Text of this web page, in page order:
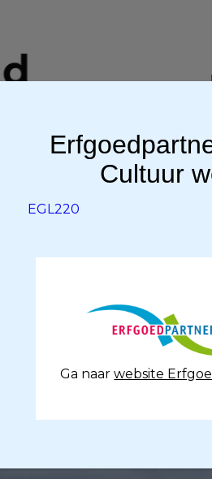
Agenda
Cultuur
EGL220
Ga naarwebsite